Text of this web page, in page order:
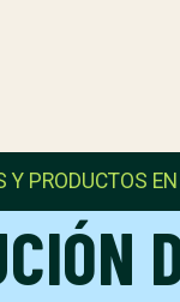
PRODUCTOS EN